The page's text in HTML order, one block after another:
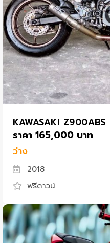
KAWASAKI Z900ABS
ราคา 165,000 บาท
ว่าง
2018
ฟรีดาวน์